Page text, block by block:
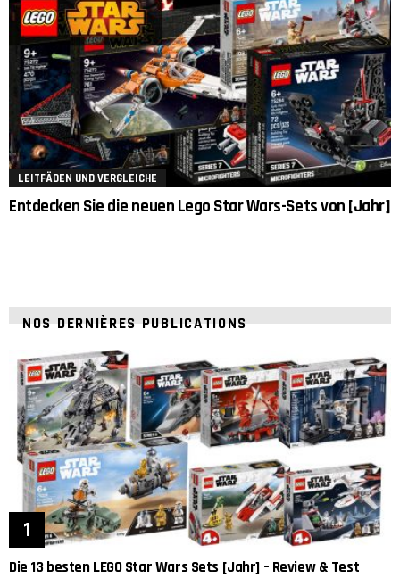
LEITFÄDEN UND VERGLEICHE
Entdecken Sie die neuen Lego Star Wars-Sets von [Jahr]
NOS DERNIÈRES PUBLICATIONS
Die 13 besten LEGO Star Wars Sets [Jahr] – Review & Test